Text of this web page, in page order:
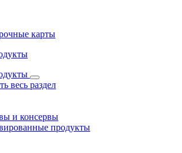
карты
весь раздел
и консервы
продукты